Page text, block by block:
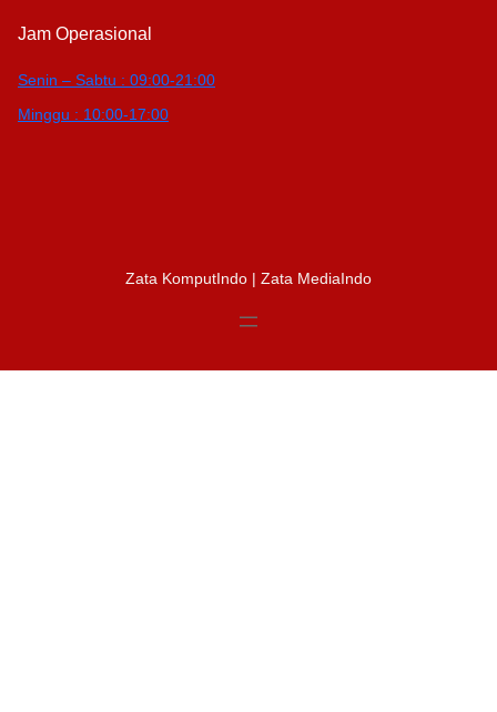
Jam Operasional
Senin – Sabtu : 09:00-21:00
Minggu : 10:00-17:00
Zata KomputIndo | Zata MediaIndo